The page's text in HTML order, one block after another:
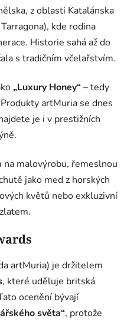
z oblasti Katalánska
kde rodina
Historie sahá až do
s tradičním včelařstvím.
„Luxury Honey“– tedy
artMuria se dnes
je i v prestižních
na malovýrobu, řemeslnou
jako med z horských
květů nebo exkluzivní
artMuria) je držitelem
, které uděluje britská
ocenění bývají
světa“, protože